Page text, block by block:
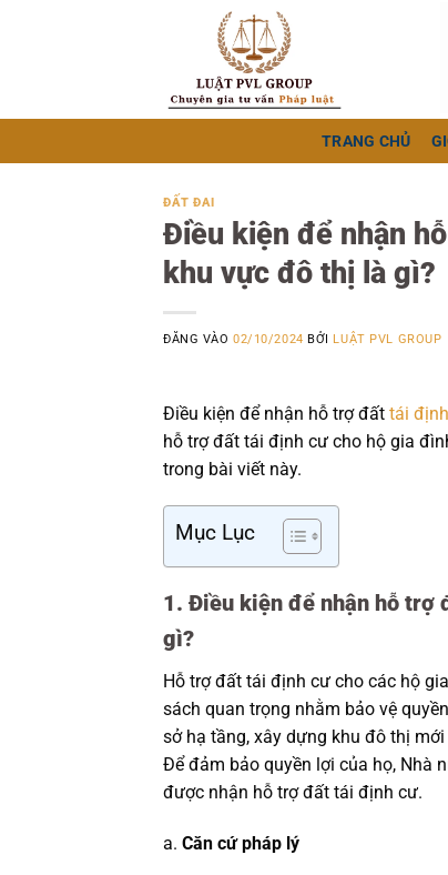
TRANG CHỦ
ĐẤT ĐAI
Điều kiện để nhận
khu vực đô thị là gì?
ĐĂNG VÀO02/10/2024 BỞI LUẬT PVL GROUP
Điều kiện để nhận hỗ trợ đất tái
hỗ trợ đất tái định cư cho hộ gia
trong bài viết này.
Mục Lục
1. Điều kiện để nhận hỗ trợ
gì?
Hỗ trợ đất tái định cư cho các hộ
sách quan trọng nhằm bảo vệ
sở hạ tầng, xây dựng khu đô thị
Để đảm bảo quyền lợi của họ, Nhà
được nhận hỗ trợ đất tái định cư.
a. Căn cứ pháp lý